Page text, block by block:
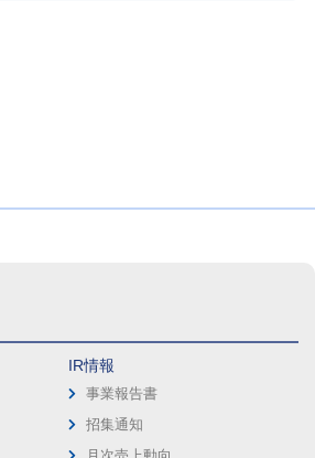
IR情報
事業報告書
招集通知